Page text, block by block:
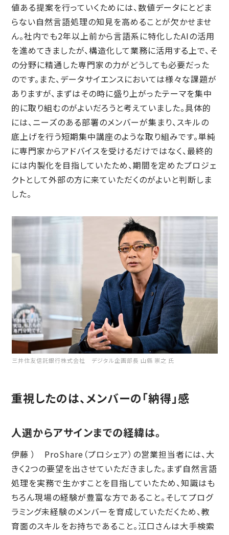
値ある提案を行っていくためには、数値データにとどま
らない自然言語処理の知見を高めることが欠かせませ
ん。社内でも2年以上前から言語系に特化したAIの活用
を進めてきましたが、構造化して業務に活用する上で、そ
の分野に精通した専門家の力がどうしても必要だった
のです。また、データサイエンスにおいては様々な課題が
ありますが、まずはその時に盛り上がったテーマを集中
的に取り組むのがよいだろうと考えていました。具体的
には、ニーズのある部署のメンバーが集まり、スキルの
底上げを行う短期集中講座のような取り組みです。単純
に専門家からアドバイスを受けるだけではなく、最終的
には内製化を目指していたため、期間を定めたプロジェ
クトとして外部の方に来ていただくのがよいと判断しま
した。
三井住友信託銀行株式会社 デジタル企画部長 山縣 崇之 氏
重視したのは、メンバーの「納得」感
人選からアサインまでの経緯は。
伊藤 ） ProShare（プロシェア）の営業担当者には、大
きく2つの要望を出させていただきました。まず自然言語
処理を実務で生かすことを目指していたため、知識はも
ちろん現場の経験が豊富な方であること。そしてプログ
ラミング未経験のメンバーを育成していただくため、教
育面のスキルをお持ちであること。江口さんは大手検索